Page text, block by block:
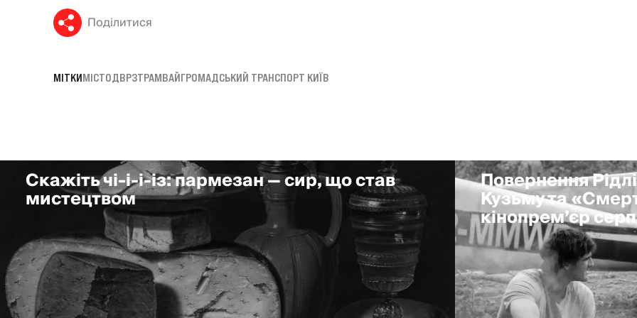
Поділитися
МІТКИМІСТОДВРЗТРАМВАЙГРОМАДСЬКИЙ ТРАНСПОРТ КИЇВ
Скажіть чі-і-і-із: пармезан — сир, що став
мистецтвом
Повернення
Кузьму та
кінопрем’єр